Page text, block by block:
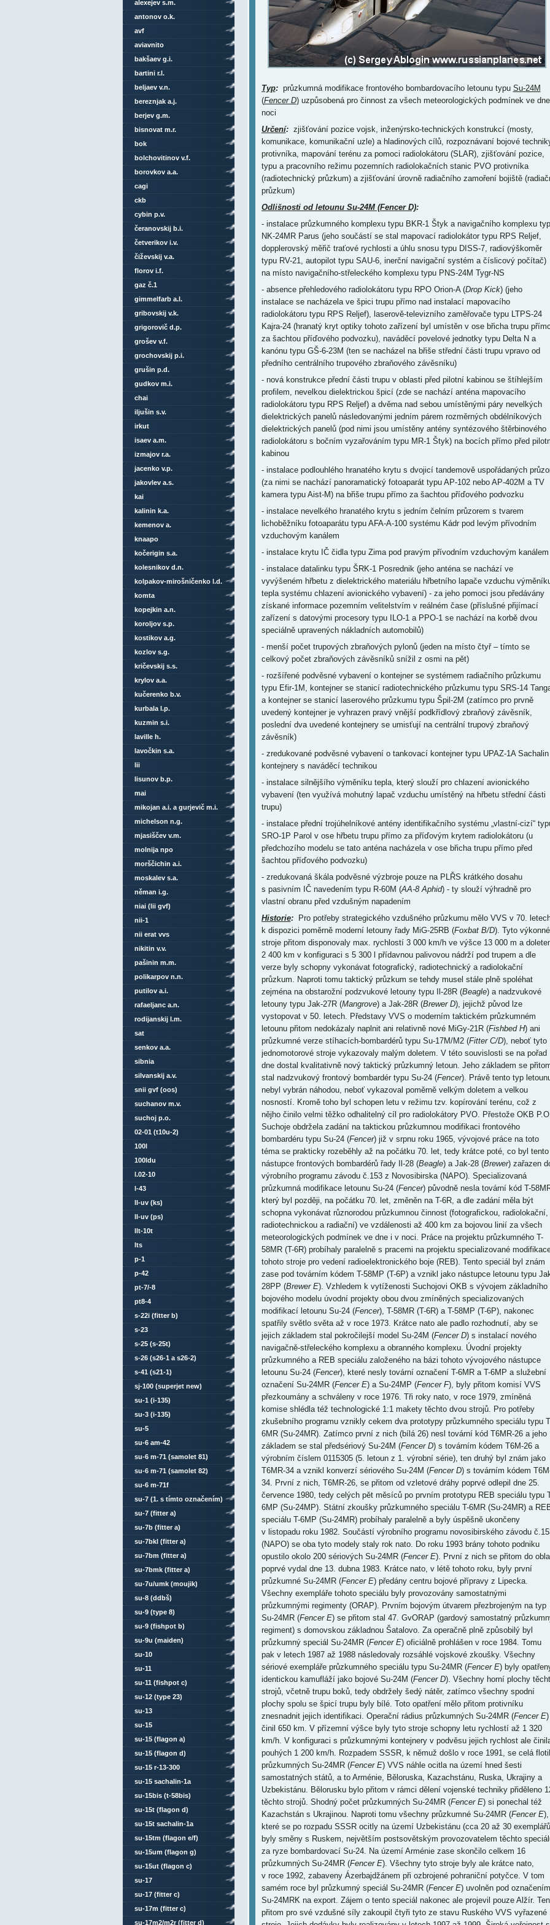
Typ:průzkumná modifikace frontového bombardovacího letounu typu Su-24M
(Fencer D)uzpůsobená pro činnost za všech meteorologických podmínek ve
noci
Určení:zjišťování pozice vojsk, inženýrsko-technických konstrukcí (mosty,
komunikace, komunikační uzle) a hladinových cílů, rozpoznávaní bojové
protivníka, mapování terénu za pomoci radiolokátoru (SLAR), zjišťování pozice,
typu a pracovního režimu pozemních radiolokačních stanic PVO protivníka
(radiotechnický průzkum) a zjišťování úrovně radiačního zamoření bojiště
průzkum)
Odlišnosti od letounu Su-24M (Fencer D):
- instalace průzkumného komplexu typu BKR-1 Štyk a navigačního komplexu
NK-24MR Parus (jeho součástí se stal mapovací radiolokátor typu RPS Reljef,
dopplerovský měřič traťové rychlosti a úhlu snosu typu DISS-7, radiovýškoměr
typu RV-21, autopilot typu SAU-6, inerční navigační systém a číslicový počítač)
na místo navigačního-střeleckého komplexu typu PNS-24M Tygr-NS
- absence přehledového radiolokátoru typu RPO Orion-A (Drop Kick) (jeho
instalace se nacházela ve špici trupu přímo nad instalací mapovacího
radiolokátoru typu RPS Reljef), laserově-televizního zaměřovače typu LTPS-24
Kajra-24 (hranatý kryt optiky tohoto zařízení byl umístěn v ose břicha trupu
za šachtou příďového podvozku), naváděcí povelové jednotky typu Delta N a
kanónu typu GŠ-6-23M (ten se nacházel na břiše střední části trupu vpravo od
předního centrálního trupového zbraňového závěsníku)
- nová konstrukce přední části trupu v oblasti před pilotní kabinou se štíhlejším
profilem, nevelkou dielektrickou špicí (zde se nachází anténa mapovacího
radiolokátoru typu RPS Reljef) a dvěma nad sebou umístěnými páry nevelkých
dielektrických panelů následovanými jedním párem rozměrných obdélníkových
dielektrických panelů (pod nimi jsou umístěny antény syntézového štěrbinového
radiolokátoru s bočním vyzařováním typu MR-1 Štyk) na bocích přímo před
kabinou
- instalace podlouhlého hranatého krytu s dvojicí tandemově uspořádaných
(za nimi se nachází panoramatický fotoaparát typu AP-102 nebo AP-402M a TV
kamera typu Aist-M) na břiše trupu přímo za šachtou příďového podvozku
- instalace nevelkého hranatého krytu s jedním čelním průzorem s tvarem
lichoběžníku fotoaparátu typu AFA-A-100 systému Kádr pod levým přívodním
vzduchovým kanálem
- instalace krytu IČ čidla typu Zima pod pravým přívodním vzduchovým kanálem
- instalace datalinku typu ŠRK-1 Posrednik (jeho anténa se nachází ve
vyvýšeném hřbetu z dielektrického materiálu hřbetního lapače vzduchu
tepla systému chlazení avionického vybavení) - za jeho pomoci jsou předávány
získané informace pozemním velitelstvím v reálném čase (příslušné přijímací
zařízení s datovými procesory typu ILO-1 a PPO-1 se nachází na korbě dvou
speciálně upravených nákladních automobilů)
- menší počet trupových zbraňových pylonů (jeden na místo čtyř – tímto se
celkový počet zbraňových závěsníků snížil z osmi na pět)
- rozšířené podvěsné vybavení o kontejner se systémem radiačního průzkumu
typu Efir-1M, kontejner se stanicí radiotechnického průzkumu typu SRS-14
a kontejner se stanicí laserového průzkumu typu Špil-2M (zatímco pro prvně
uvedený kontejner je vyhrazen pravý vnější podkřídlový zbraňový závěsník,
poslední dva uvedené kontejnery se umisťují na centrální trupový zbraňový
závěsník)
- zredukované podvěsné vybavení o tankovací kontejner typu UPAZ-1A Sachalin
kontejnery s naváděcí technikou
- instalace silnějšího výměníku tepla, který slouží pro chlazení avionického
vybavení (ten využívá mohutný lapač vzduchu umístěný na hřbetu střední části
trupu)
- instalace přední trojúhelníkové antény identifikačního systému „vlastní-cizí“
SRO-1P Parol v ose hřbetu trupu přímo za příďovým krytem radiolokátoru (u
předchozího modelu se tato anténa nacházela v ose břicha trupu přímo před
šachtou příďového podvozku)
- zredukovaná škála podvěsné výzbroje pouze na PLŘS krátkého dosahu
s pasivním IČ navedením typu R-60M (AA-8 Aphid) - ty slouží výhradně pro
vlastní obranu před vzdušným napadením
Historie:Pro potřeby strategického vzdušného průzkumu mělo VVS v 70.
k dispozici poměrně moderní letouny řady MiG-25RB (Foxbat B/D). Tyto výkonné
stroje přitom disponovaly max. rychlostí 3 000 km/h ve výšce 13 000 m a
2 400 km v konfiguraci s 5 300 l přídavnou palivovou nádrží pod trupem a dle
verze byly schopny vykonávat fotografický, radiotechnický a radiolokační
průzkum. Naproti tomu taktický průzkum se tehdy musel stále plně spoléhat
zejména na obstarožní podzvukové letouny typu Il-28R (Beagle) a nadzvukové
letouny typu Jak-27R (Mangrove) a Jak-28R (Brewer D), jejichž původ lze
vystopovat v 50. letech. Představy VVS o moderním taktickém průzkumném
letounu přitom nedokázaly naplnit ani relativně nové MiGy-21R (Fishbed H) ani
průzkumné verze stíhacích-bombardérů typu Su-17M/M2 (Fitter C/D), neboť tyto
jednomotorové stroje vykazovaly malým doletem. V této souvislosti se na pořad
dne dostal kvalitativně nový taktický průzkumný letoun. Jeho základem se
stal nadzvukový frontový bombardér typu Su-24 (Fencer). Právě tento typ
nebyl vybrán náhodou, neboť vykazoval poměrně velkým doletem a velkou
nosností. Kromě toho byl schopen letu v režimu tzv. kopírování terénu, což z
nějho činilo velmi těžko odhalitelný cíl pro radiolokátory PVO. Přestože OKB
Suchoje obdržela zadání na taktickou průzkumnou modifikaci frontového
bombardéru typu Su-24 (Fencer) již v srpnu roku 1965, vývojové práce na toto
téma se prakticky rozeběhly až na počátku 70. let, tedy krátce poté, co byl tento
nástupce frontových bombardérů řady Il-28 (Beagle) a Jak-28 (Brewer) zařazen
výrobního programu závodu č.153 z Novosibirska (NAPO). Specializovaná
průzkumná modifikace letounu Su-24 (Fencer) původně nesla tovární kód T-
který byl později, na počátku 70. let, změněn na T-6R, a dle zadání měla být
schopna vykonávat různorodou průzkumnou činnost (fotografickou, radiolokační,
radiotechnickou a radiační) ve vzdálenosti až 400 km za bojovou linií za všech
meteorologických podmínek ve dne i v noci. Práce na projektu průzkumného T-
58MR (T-6R) probíhaly paralelně s pracemi na projektu specializované
tohoto stroje pro vedení radioelektronického boje (REB). Tento speciál byl znám
zase pod továrním kódem T-58MP (T-6P) a vznikl jako nástupce letounu typu
28PP (Brewer E). Vzhledem k vytíženosti Suchojovi OKB s vývojem základního
bojového modelu úvodní projekty obou dvou zmíněných specializovaných
modifikací letounu Su-24 (Fencer), T-58MR (T-6R) a T-58MP (T-6P), nakonec
spatřily světlo světa až v roce 1973. Krátce nato ale padlo rozhodnutí, aby se
jejich základem stal pokročilejší model Su-24M (Fencer D) s instalací nového
navigačně-střeleckého komplexu a obranného komplexu. Úvodní projekty
průzkumného a REB speciálu založeného na bázi tohoto vývojového nástupce
letounu Su-24 (Fencer), které nesly tovární označení T-6MR a T-6MP a služební
označení Su-24MR (Fencer E) a Su-24MP (Fencer F), byly přitom komisí VVS
přezkoumány a schváleny v roce 1976. Tři roky nato, v roce 1979, zmíněná
komise shlédla též technologické 1:1 makety těchto dvou strojů. Pro potřeby
zkušebního programu vznikly cekem dva prototypy průzkumného speciálu typu
6MR (Su-24MR). Zatímco první z nich (bílá 26) nesl tovární kód T6MR-26 a jeho
základem se stal předsériový Su-24M (Fencer D) s továrním kódem T6M-26 a
výrobním číslem 0115305 (5. letoun z 1. výrobní série), ten druhý byl znám jako
T6MR-34 a vznikl konverzí sériového Su-24M (Fencer D) s továrním kódem
34. První z nich, T6MR-26, se přitom od vzletové dráhy poprvé odlepil dne 25.
července 1980, tedy celých pět měsíců po prvním prototypu REB speciálu typu
6MP (Su-24MP). Státní zkoušky průzkumného speciálu T-6MR (Su-24MR) a
speciálu T-6MP (Su-24MR) probíhaly paralelně a byly úspěšně ukončeny
v listopadu roku 1982. Součástí výrobního programu novosibirského závodu
(NAPO) se oba tyto modely staly rok nato. Do roku 1993 brány tohoto podniku
opustilo okolo 200 sériových Su-24MR (Fencer E). První z nich se přitom do
poprvé vydal dne 13. dubna 1983. Krátce nato, v létě tohoto roku, byly první
průzkumné Su-24MR (Fencer E) předány centru bojové přípravy z Lipecka.
Všechny exempláře tohoto speciálu byly provozovány samostatnými
průzkumnými regimenty (ORAP). Prvním bojovým útvarem přezbrojeným na typ
Su-24MR (Fencer E) se přitom stal 47. GvORAP (gardový samostatný
regiment) s domovskou základnou Šatalovo. Za operačně plně způsobilý byl
průzkumný speciál Su-24MR (Fencer E) oficiálně prohlášen v roce 1984. Tomu
pak v letech 1987 až 1988 následovaly rozsáhlé vojskové zkoušky. Všechny
sériové exempláře průzkumného speciálu typu Su-24MR (Fencer E) byly
identickou kamufláží jako bojové Su-24M (Fencer D). Všechny horní plochy
strojů, včetně trupu boků, tedy obdržely šedý nátěr, zatímco všechny spodní
plochy spolu se špicí trupu byly bílé. Toto opatření mělo přitom protivníku
znesnadnit jejich identifikaci. Operační rádius průzkumných Su-24MR (Fencer E)
činil 650 km. V přízemní výšce byly tyto stroje schopny letu rychlostí až 1 320
km/h. V konfiguraci s průzkumnými kontejnery v podvěsu jejich rychlost ale
pouhých 1 200 km/h. Rozpadem SSSR, k němuž došlo v roce 1991, se celá
průzkumných Su-24MR (Fencer E) VVS náhle ocitla na území hned šesti
samostatných států, a to Arménie, Běloruska, Kazachstánu, Ruska, Ukrajiny a
Uzbekistánu. Bělorusku bylo přitom v rámci dělení vojenské techniky přiděleno
těchto strojů. Shodný počet průzkumných Su-24MR (Fencer E) si ponechal též
Kazachstán s Ukrajinou. Naproti tomu všechny průzkumné Su-24MR (Fencer E),
které se po rozpadu SSSR ocitly na území Uzbekistánu (cca 20 až 30
byly směny s Ruskem, největším postsovětským provozovatelem těchto
za ryze bombardovací Su-24. Na území Arménie zase skončilo celkem 16
průzkumných Su-24MR (Fencer E). Všechny tyto stroje byly ale krátce nato,
v roce 1992, zabaveny Ázerbajdžánem při ozbrojené pohraniční potyčce. V tom
samém roce byl průzkumný speciál Su-24MR (Fencer E) uvolněn pod označením
Su-24MRK na export. Zájem o tento speciál nakonec ale projevil pouze Alžír. Ten
přitom pro své vzdušné síly zakoupil čtyři tyto ze stavu Ruského VVS vyřazené
alexejev s.m.
antonov o.k.
avf
aviavnito
bakšaev g.i.
bartini r.l.
beljaev v.n.
bereznjak a.j.
berjev g.m.
bisnovat m.r.
bok
bolchovitinov v.f.
borovkov a.a.
cagi
ckb
cybin p.v.
čeranovskij b.i.
četverikov i.v.
čiževskij v.a.
florov i.f.
gaz č.1
gimmelfarb a.l.
gribovskij v.k.
grigorovič d.p.
grošev v.f.
grochovskij p.i.
grušin p.d.
gudkov m.i.
chai
iljušin s.v.
irkut
isaev a.m.
izmajov r.a.
jacenko v.p.
jakovlev a.s.
kai
kalinin k.a.
kemenov a.
knaapo
kočerigin s.a.
kolesnikov d.n.
kolpakov-mirošničenko l.d.
komta
kopejkin a.n.
koroljov s.p.
kostikov a.g.
kozlov s.g.
kričevskij s.s.
krylov a.a.
kučerenko b.v.
kurbala l.p.
kuzmin s.i.
laville h.
lavočkin s.a.
lii
lisunov b.p.
mai
mikojan a.i. a gurjevič m.i.
michelson n.g.
mjasiščev v.m.
molnija npo
morščichin a.i.
moskalev s.a.
něman i.g.
niai (lii gvf)
nii-1
nii erat vvs
nikitin v.v.
pašinin m.m.
polikarpov n.n.
putilov a.i.
rafaeljanc a.n.
rodijanskij l.m.
sat
senkov a.a.
sibnia
silvanskij a.v.
snii gvf (oos)
suchanov m.v.
suchoj p.o.
02-01 (t10u-2)
100l
100ldu
l.02-10
l-43
ll-uv (ks)
ll-uv (ps)
llt-10t
lts
p-1
p-42
pt-7/-8
pt8-4
s-22i (fitter b)
s-23
s-25 (s-25t)
s-26 (s26-1 a s26-2)
s-41 (s21-1)
sj-100 (superjet new)
su-1 (i-135)
su-3 (i-135)
su-5
su-6 am-42
su-6 m-71 (samolet 81)
su-6 m-71 (samolet 82)
su-6 m-71f
su-7 (1. s tímto označením)
su-7 (fitter a)
su-7b (fitter a)
su-7bkl (fitter a)
su-7bm (fitter a)
su-7bmk (fitter a)
su-7u/umk (moujik)
su-8 (ddbš)
su-9 (type 8)
su-9 (fishpot b)
su-9u (maiden)
su-10
su-11
su-11 (fishpot c)
su-12 (type 23)
su-13
su-15
su-15 (flagon a)
su-15 (flagon d)
su-15 r-13-300
su-15 sachalin-1a
su-15bis (t-58bis)
su-15t (flagon d)
su-15t sachalin-1a
su-15tm (flagon e/f)
su-15um (flagon g)
su-15ut (flagon c)
su-17
su-17 (fitter c)
su-17m (fitter c)
su-17m2/m2r (fitter d)